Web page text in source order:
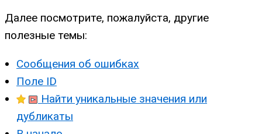
Далее посмотрите, пожалуйста, другие
полезные темы:
Сообщения об ошибках
Поле ID
Найти уникальные значения или
дубликаты